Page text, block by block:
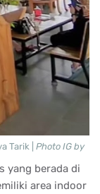
Tarik | Photo IG by
yang berada di
area indoor